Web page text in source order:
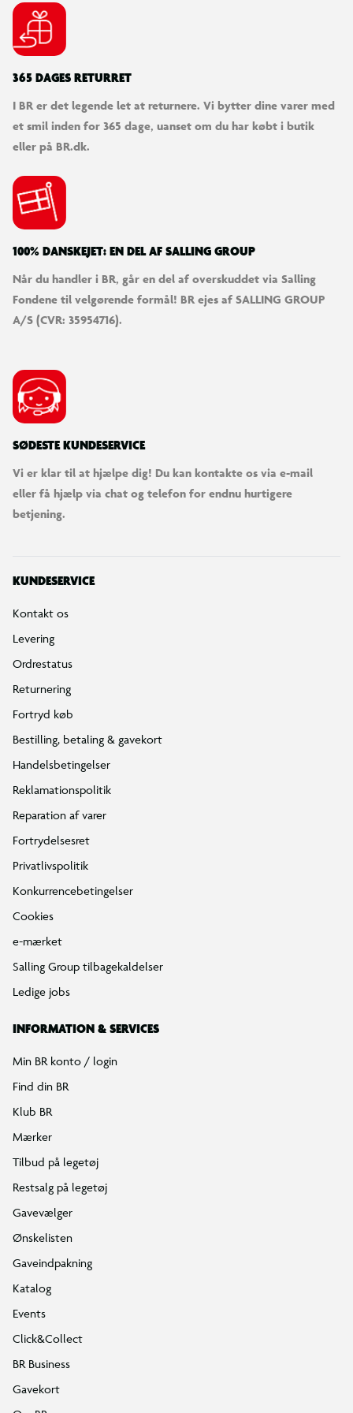
365 DAGES RETURRET
I BR er det legende let at returnere. Vi bytter dine varer med
et smil inden for 365 dage, uanset om du har købt i butik
eller på BR.dk.
100% DANSKEJET: EN DEL AF SALLING GROUP
Når du handler i BR, går en del af overskuddet via Salling
Fondene til velgørende formål! BR ejes af SALLING GROUP
A/S (CVR: 35954716).
SØDESTE KUNDESERVICE
Vi er klar til at hjælpe dig! Du kan kontakte os via e-mail
eller få hjælp via chat og telefon for endnu hurtigere
betjening.
KUNDESERVICE
Kontakt os
Levering
Ordrestatus
Returnering
Fortryd køb
Bestilling, betaling & gavekort
Handelsbetingelser
Reklamationspolitik
Reparation af varer
Fortrydelsesret
Privatlivspolitik
Konkurrencebetingelser
Cookies
e-mærket
Salling Group tilbagekaldelser
Ledige jobs
INFORMATION & SERVICES
Min BR konto / login
Find din BR
Klub BR
Mærker
Tilbud på legetøj
Restsalg på legetøj
Gavevælger
Ønskelisten
Gaveindpakning
Katalog
Events
Click&Collect
BR Business
Gavekort